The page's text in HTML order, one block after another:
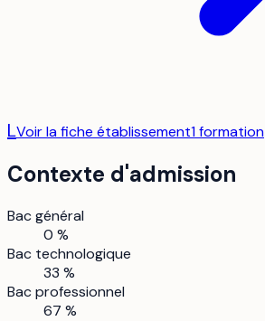
LVoir la fiche établissement1formation
Contexte d'admission
Bac général
0 %
Bac technologique
33 %
Bac professionnel
67 %